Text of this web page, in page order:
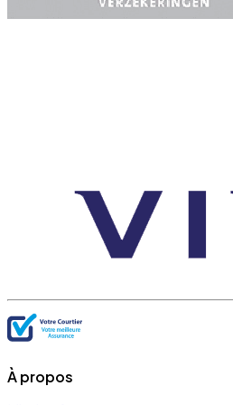
À propos